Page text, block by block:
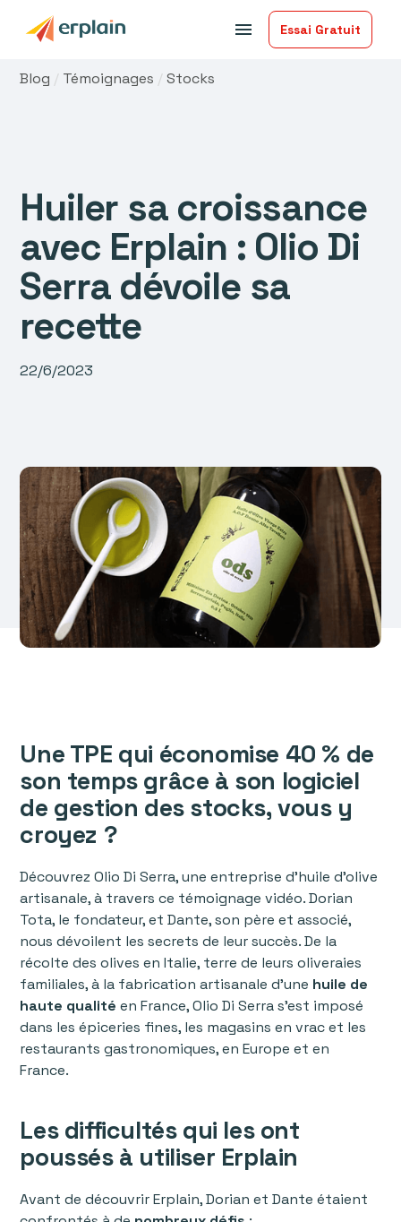
menu Essai Gratuit
Blog / Témoignages /Stocks
Huiler sa croissance
avec Erplain : Olio Di
Serra dévoile sa
recette
22/6/2023
Une TPE qui économise 40 % de
son temps grâce à son logiciel
de gestion des stocks, vous y
croyez ?
Découvrez Olio Di Serra, une entreprise d'huile d'olive
artisanale, à travers ce témoignage vidéo. Dorian
Tota, le fondateur, et Dante, son père et associé,
nous dévoilent les secrets de leur succès. De la
récolte des olives en Italie, terre de leurs oliveraies
familiales, à la fabrication artisanale d’une huile de
haute qualitéen France, Olio Di Serra s'est imposé
dans les épiceries fines, les magasins en vrac et les
restaurants gastronomiques, en Europe et en
France.
Les difficultés qui les ont
poussés à utiliser Erplain
Avant de découvrir Erplain, Dorian et Dante étaient